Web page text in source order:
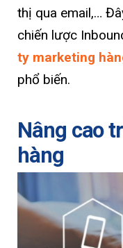
thị qua email,…
chiến lược
ty marketing
phổ biến.
Nâng cao
hàng